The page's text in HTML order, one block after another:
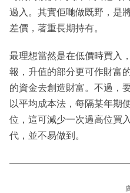
過入。其實佢哋做既野，是
差價，著重長期持有。
最理想當然是在低價時買入
報，升值的部分更可作財富
的資金去創造財富。不過，
以平均成本法，每隔某年期
位，這可減少一次過高位買
代，並不易做到。